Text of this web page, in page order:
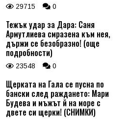
29715 0
Тежък удар за Дара: Саня
Армутлиева смразена към нея,
държи се безобразно! (още
подробности)
23548 0
Щерката на Гала се пусна по
бански след раждането: Мари
Будева и мъжът й на море с
двете си щерки! (СНИМКИ)